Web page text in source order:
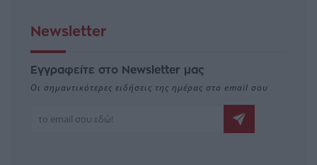
Newsletter
Εγγραφείτε στο Newsletter μας
Οι σημαντικότερες ειδήσεις της ημέρας στο email σου